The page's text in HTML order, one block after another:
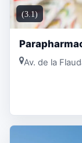
(3.1)
Av. de la